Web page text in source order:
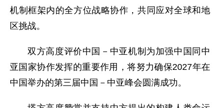
机制框架内的全方位战略协作，共同应对全球和地
区挑战。
双方高度评价中国－中亚机制为加强中国同中
亚国家协作发挥的重要作用，将努力确保2027年在
中国举办的第三届中国－中亚峰会圆满成功。